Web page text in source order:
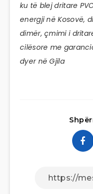
ku të blej dritare
energji në Kosovë,
dimër, çmimi i
cilësore me
dyer në Gjila